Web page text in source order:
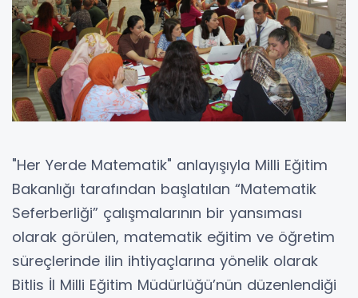
"Her Yerde Matematik" anlayışıyla Milli Eğitim
Bakanlığı tarafından başlatılan “Matematik
Seferberliği” çalışmalarının bir yansıması
olarak görülen, matematik eğitim ve öğretim
süreçlerinde ilin ihtiyaçlarına yönelik olarak
Bitlis İl Milli Eğitim Müdürlüğü’nün düzenlendiği